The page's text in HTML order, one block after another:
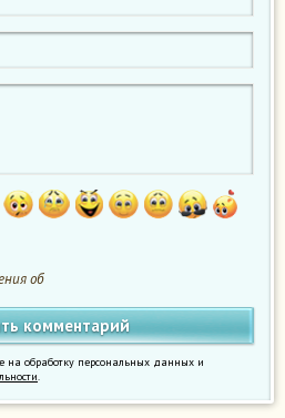
об
обработку персональных данных и
.